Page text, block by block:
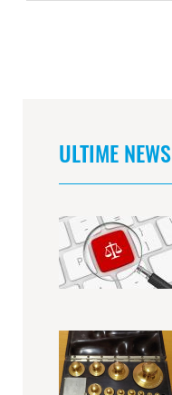
ULTIME NEWS